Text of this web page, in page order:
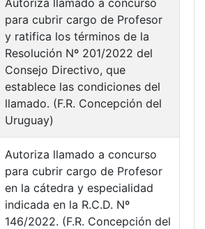
Autoriza llamado a concurso
para cubrir cargo de Profesor
y ratifica los términos de la
Resolución Nº 201/2022 del
Consejo Directivo, que
establece las condiciones del
llamado. (F.R. Concepción del
Uruguay)
Autoriza llamado a concurso
para cubrir cargo de Profesor
en la cátedra y especialidad
indicada en la R.C.D. Nº
146/2022. (F.R. Concepción del